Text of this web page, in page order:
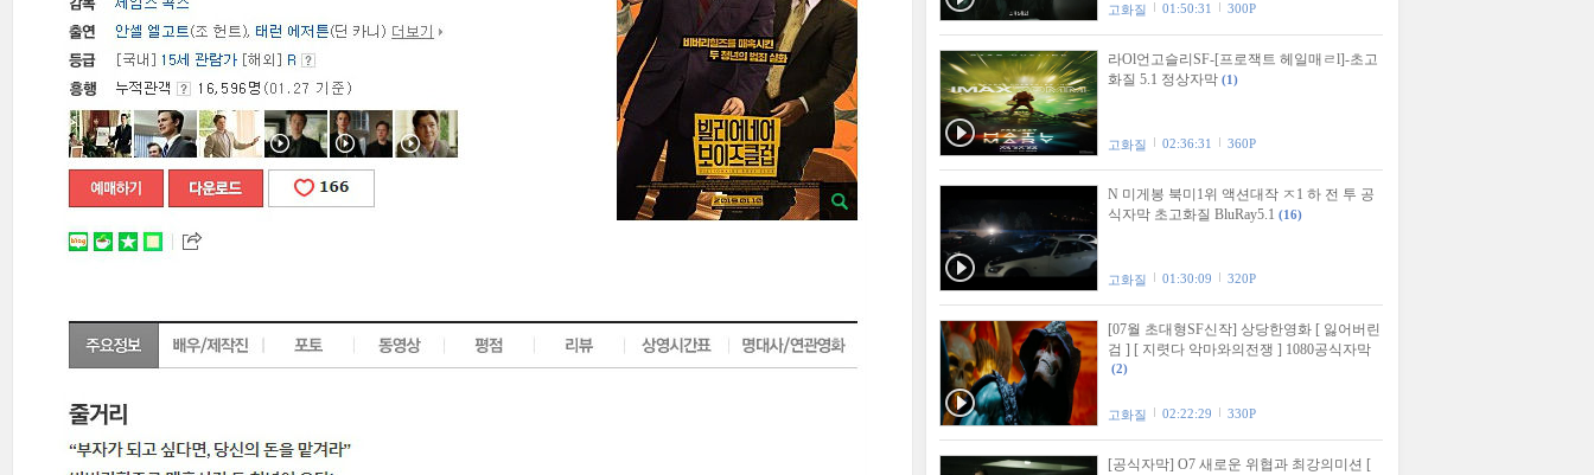
고화질 01:50:31 300P
라Ol언고슬리SF-[프로잭트 헤일매ㄹl]-초고
화질 5.1 정상자막 (1)
고화질 02:36:31 360P
N 미게봉 북미1위 액션대작 ㅈ1 하 전 투 공
식자막 초고화질 BluRay5.1 (16)
고화질 01:30:09 320P
[07월 초대형SF신작] 상당한영화 [ 잃어버린
검 ] [ 지렷다 악마와의전쟁 ] 1080공식자막
(2)
고화질 02:22:29 330P
[공식자막] O7 새로운 위협과 최강의미션 [